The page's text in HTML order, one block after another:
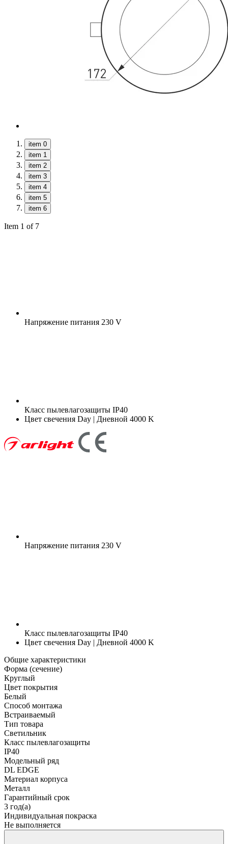
item 0
item 1
item 2
item 3
item 4
item 5
item 6
Item 1 of 7
Напряжение питания 230 V
Класс пылевлагозащиты IP40
Цвет свечения Day | Дневной 4000 K
Напряжение питания 230 V
Класс пылевлагозащиты IP40
Цвет свечения Day | Дневной 4000 K
Общие характеристики
Форма (сечение)
Круглый
Цвет покрытия
Белый
Способ монтажа
Встраиваемый
Тип товара
Светильник
Класс пылевлагозащиты
IP40
Модельный ряд
DL EDGE
Материал корпуса
Металл
Гарантийный срок
3 год(а)
Индивидуальная покраска
Не выполняется